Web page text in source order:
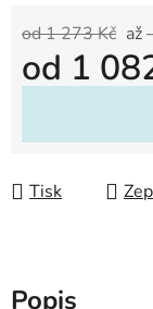
od 1 273 Kč až
od 1
Tisk
Popis